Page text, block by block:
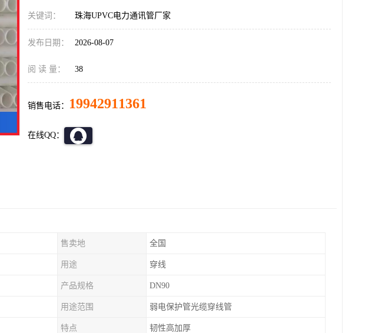
关键词： 珠海UPVC电力通讯管厂家
发布日期： 2026-08-07
阅 读 量： 38
销售电话： 19942911361
在线QQ：
售卖地 全国
用途 穿线
产品规格 DN90
用途范围 弱电保护管光缆穿线管
特点 韧性高加厚